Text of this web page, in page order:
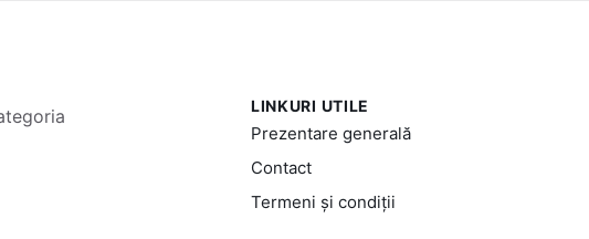
LINKURI UTILE
Prezentare generală
Contact
Termeni și condiții